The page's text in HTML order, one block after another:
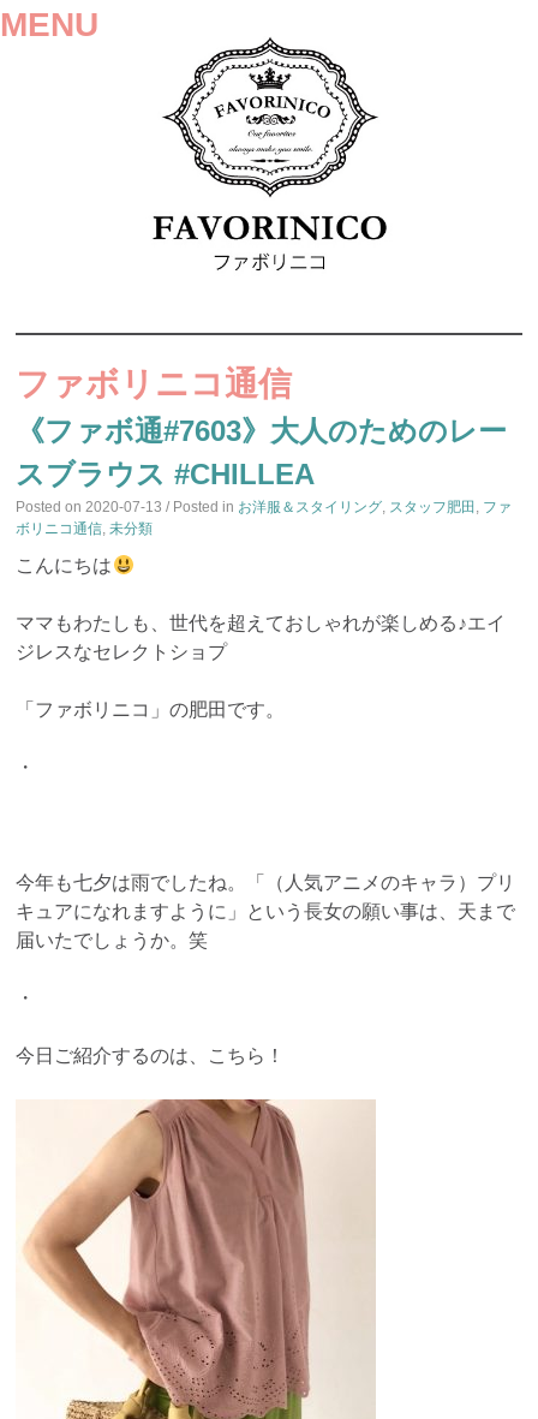
MENU
TO
CONTENT
ファボリニコ通信
《ファボ通#7603》大人のためのレー
スブラウス #CHILLEA
Posted on2020-07-13 / Posted in お洋服＆スタイリング, スタッフ肥田 , ファ
ボリニコ通信,未分類
こんにちは
ママもわたしも、世代を超えておしゃれが楽しめる♪エイ
ジレスなセレクトショプ
「ファボリニコ」の肥田です。
・
今年も七夕は雨でしたね。「（人気アニメのキャラ）プリ
キュアになれますように」という長女の願い事は、天まで
届いたでしょうか。笑
・
今日ご紹介するのは、こちら！